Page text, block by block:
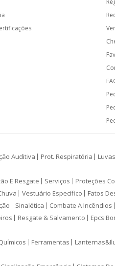
Auditiva Prot. Respiratória
E Resgate Serviços Proteções
Vestuário Específico Fatos
Sinalética Combate A Incêndios
Resgate & Salvamento Epcs
Ferramentas